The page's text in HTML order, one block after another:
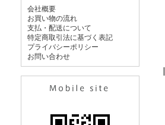
会社概要
お買い物の流れ
支払・配送について
特定商取引法に基づく表記
プライバシーポリシー
お問い合わせ